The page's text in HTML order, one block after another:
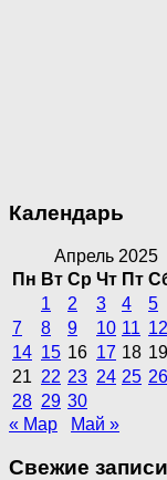
Календарь
Апрель 2025
Пн Вт Ср Чт Пт
1
2 3 4 5
7
8 9 10 11 12
14 15 16 17 18 19
21 22 23 24 25 26
28 29 30
« Мар
Май »
Свежие записи